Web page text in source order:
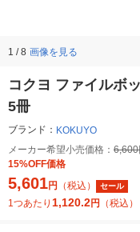
1 / 8 画像を見る
コクヨ ファイルボ
5冊
ブランド： KOKUYO
メーカー希望小売価格： 6,600
15%OFF価格
5,601円 （税込） セール
1つあたり 1,120.2円 （税込）